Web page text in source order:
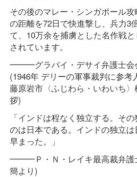
その後のマレー・シンガポール攻
の距離を72日で快進撃し、兵力3
て、10万余を捕虜とした名作戦
されています。
━━━グラバイ・デサイ弁護士会
(1946年 デリーの軍事裁判に参考
藤原岩市〈ふじわら・いわいち
拶)
「インドは程なく独立する。そ
のは日本である。インドの独立
早まった。」
━━━Ｐ・Ｎ・レイキ最高裁弁護
簡より)